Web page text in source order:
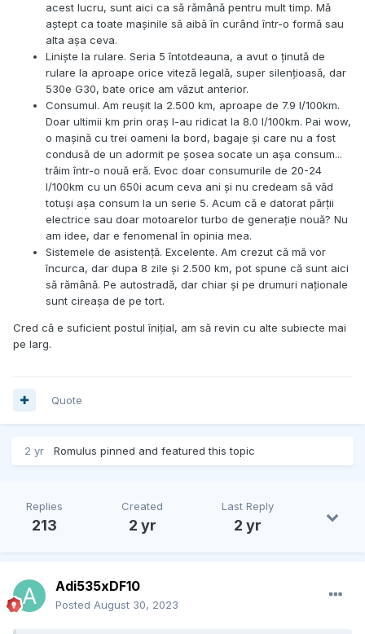
acest lucru, sunt aici ca să rămână pentru mult timp. Mă
aștept ca toate mașinile să aibă în curând într-o formă sau
alta așa ceva.
Liniște la rulare. Seria 5 întotdeauna, a avut o ținută de
rulare la aproape orice viteză legală, super silențioasă, dar
530e G30, bate orice am văzut anterior.
Consumul. Am reușit la 2.500 km, aproape de 7.9 l/100km.
Doar ultimii km prin oraș l-au ridicat la 8.0 l/100km. Pai wow,
o mașină cu trei oameni la bord, bagaje și care nu a fost
condusă de un adormit pe șosea socate un așa consum...
trăim într-o nouă eră. Evoc doar consumurile de 20-24
l/100km cu un 650i acum ceva ani și nu credeam să văd
totuși așa consum la un serie 5. Acum că e datorat părții
electrice sau doar motoarelor turbo de generație nouă? Nu
am idee, dar e fenomenal în opinia mea.
Sistemele de asistență. Excelente. Am crezut că mă vor
încurca, dar dupa 8 zile și 2.500 km, pot spune că sunt aici
să rămână. Pe autostradă, dar chiar și pe drumuri naționale
sunt cireașa de pe tort.
Cred că e suficient postul înițial, am să revin cu alte subiecte mai
pe larg.
Quote
2 yr Romulus pinned and featured this topic
Replies
213
Created
2 yr
Last Reply
2 yr
Adi535xDF10
Posted August 30, 2023